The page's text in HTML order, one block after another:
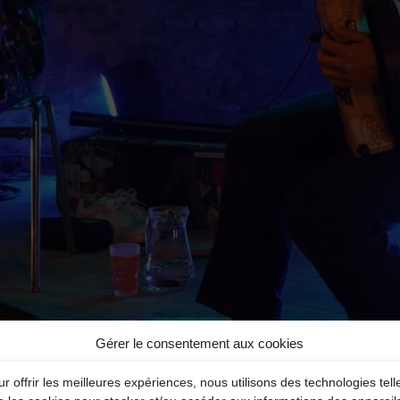
Gérer le consentement aux cookies
offrir les meilleures expériences, nous utilisons des technologies